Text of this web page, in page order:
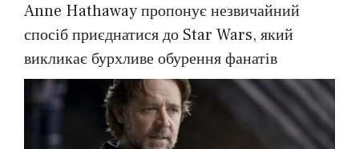
Anne Hathaway пропонує незвичайний
спосіб приєднатися до Star Wars, який
викликає бурхливе обурення фанатів